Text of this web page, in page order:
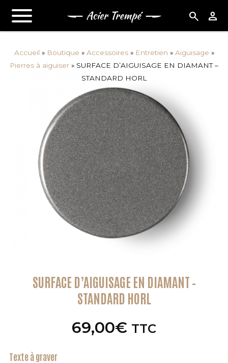
search person
Accueil » Boutique » Accessoires» Entretien » Aiguisage »
Pierres à aiguiser » SURFACE D’AIGUISAGE EN DIAMANT –
STANDARD HORL
SURFACE D’AIGUISAGE EN DIAMANT –
STANDARD HORL
69,00€ TTC
Texte à graver